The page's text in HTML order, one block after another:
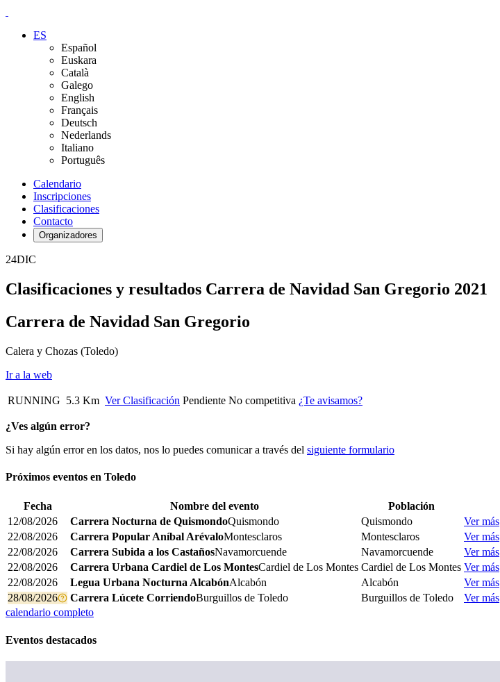
ES
Español
Euskara
Català
Galego
English
Français
Deutsch
Nederlands
Italiano
Português
Calendario
Inscripciones
Clasificaciones
Contacto
Organizadores
24DIC
Clasificaciones y resultados Carrera de Navidad San Gregorio 2021
Carrera de Navidad San Gregorio
Calera y Chozas (Toledo)
Ir a la web
RUNNING 5.3 Km Ver Clasificación Pendiente No competitiva ¿Te avisamos?
¿Ves algún error?
Si hay algún error en los datos, nos lo puedes comunicar a través del siguiente formulario
Próximos eventos en Toledo
Fecha Nombre del evento
Población
12/08/2026
Carrera Nocturna de QuismondoQuismondo Quismondo
Ver más
22/08/2026
Carrera Popular Aníbal ArévaloMontesclaros Montesclaros
Ver más
22/08/2026
Carrera Subida a los CastañosNavamorcuende Navamorcuende
Ver más
22/08/2026
Carrera Urbana Cardiel de Los MontesCardiel de Los Montes Cardiel de Los Montes Ver más
22/08/2026
Legua Urbana Nocturna AlcabónAlcabón Alcabón
Ver más
28/08/2026
Carrera Lúcete CorriendoBurguillos de Toledo Burguillos de Toledo
Ver más
calendario completo
Eventos destacados